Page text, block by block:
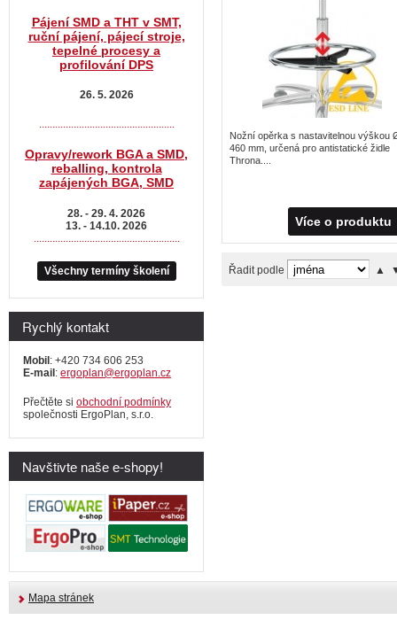
Nožní opěrka s nastavitelnou výškou
460 mm, určená pro antistatické židle
Throna....
Více o produktu
Řadit podle ▲
Pájení SMD a THT v SMT,
ruční pájení, pájecí stroje,
tepelné procesy a
profilování DPS
26. 5. 2026
...................................................
Opravy/rework BGA a SMD,
reballing, kontrola
zapájených BGA, SMD
28. - 29. 4. 2026
13. - 14.10. 2026
Všechny termíny školení
Rychlý kontakt
Mobil: +420 734 606 253
E-mail: ergoplan@ergoplan.cz
Přečtěte si obchodní podmínky
společnosti ErgoPlan, s.r.o.
Navštivte naše e-shopy!
Mapa stránek